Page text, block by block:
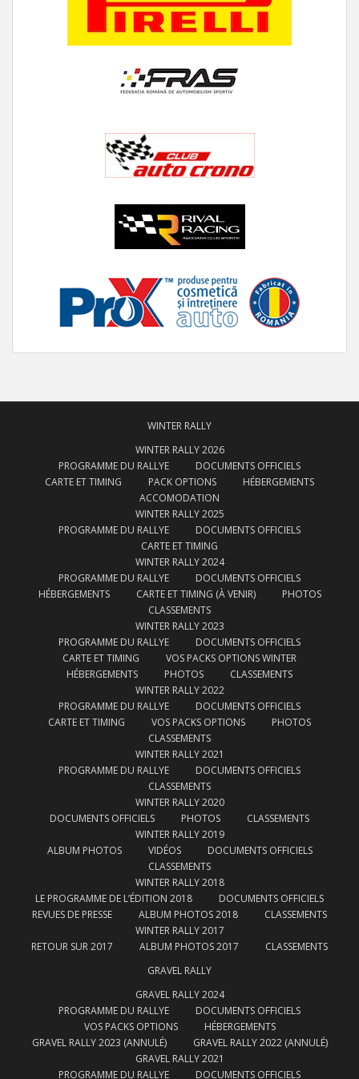
WINTER RALLY
WINTER RALLY 2026
PROGRAMME DU RALLYE
DOCUMENTS OFFICIELS
CARTE ET TIMING
PACK OPTIONS
HÉBERGEMENTS
ACCOMODATION
WINTER RALLY 2025
PROGRAMME DU RALLYE
DOCUMENTS OFFICIELS
CARTE ET TIMING
WINTER RALLY 2024
PROGRAMME DU RALLYE
DOCUMENTS OFFICIELS
HÉBERGEMENTS
CARTE ET TIMING (À VENIR)
PHOTOS
CLASSEMENTS
WINTER RALLY 2023
PROGRAMME DU RALLYE
DOCUMENTS OFFICIELS
CARTE ET TIMING
VOS PACKS OPTIONS WINTER
HÉBERGEMENTS
PHOTOS
CLASSEMENTS
WINTER RALLY 2022
PROGRAMME DU RALLYE
DOCUMENTS OFFICIELS
CARTE ET TIMING
VOS PACKS OPTIONS
PHOTOS
CLASSEMENTS
WINTER RALLY 2021
PROGRAMME DU RALLYE
DOCUMENTS OFFICIELS
CLASSEMENTS
WINTER RALLY 2020
DOCUMENTS OFFICIELS
PHOTOS
CLASSEMENTS
WINTER RALLY 2019
ALBUM PHOTOS
VIDÉOS
DOCUMENTS OFFICIELS
CLASSEMENTS
WINTER RALLY 2018
LE PROGRAMME DE L’ÉDITION 2018
DOCUMENTS OFFICIELS
REVUES DE PRESSE
ALBUM PHOTOS 2018
CLASSEMENTS
WINTER RALLY 2017
RETOUR SUR 2017
ALBUM PHOTOS 2017
CLASSEMENTS
GRAVEL RALLY
GRAVEL RALLY 2024
PROGRAMME DU RALLYE
DOCUMENTS OFFICIELS
VOS PACKS OPTIONS
HÉBERGEMENTS
GRAVEL RALLY 2023 (ANNULÉ)
GRAVEL RALLY 2022 (ANNULÉ)
GRAVEL RALLY 2021
PROGRAMME DU RALLYE
DOCUMENTS OFFICIELS